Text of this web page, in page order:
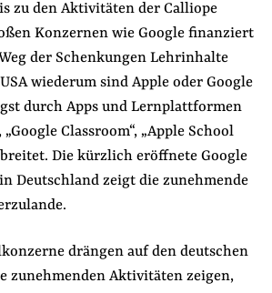
zu den Aktivitäten der Calliope
Konzernen wie Google finanziert
der Schenkungen Lehrinhalte
wiederum sind Apple oder Google
durch Apps und Lernplattformen
„Google Classroom“, „Apple School
Die kürzlich eröffnete Google
Deutschland zeigt die zunehmende
drängen auf den deutschen
zunehmenden Aktivitäten zeigen,